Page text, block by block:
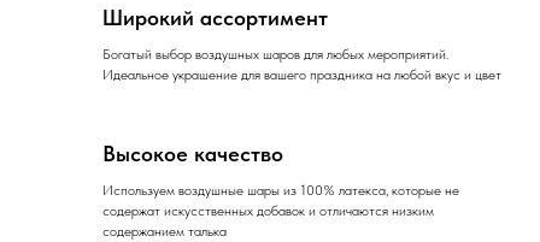
Широкий ассортимент
Богатый выбор воздушных шаров для любых мероприятий.
Идеальное украшение для вашего праздника на любой вкус и цвет
Высокое качество
Используем воздушные шары из 100% латекса, которые не
содержат искусственных добавок и отличаются низким
содержанием талька